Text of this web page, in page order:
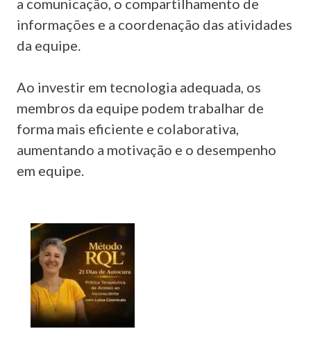
a comunicação, o compartilhamento de
informações e a coordenação das atividades
da equipe.
Ao investir em tecnologia adequada, os
membros da equipe podem trabalhar de
forma mais eficiente e colaborativa,
aumentando a motivação e o desempenho
em equipe.